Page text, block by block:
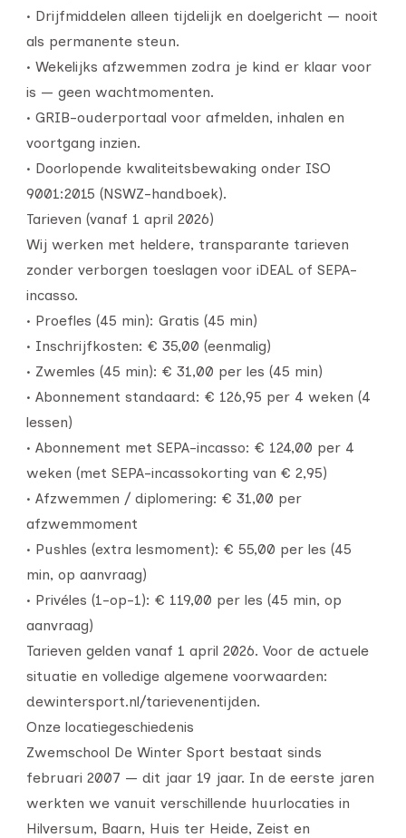
• Drijfmiddelen alleen tijdelijk en doelgericht — nooit
als permanente steun.
• Wekelijks afzwemmen zodra je kind er klaar voor
is — geen wachtmomenten.
• GRIB-ouderportaal voor afmelden, inhalen en
voortgang inzien.
• Doorlopende kwaliteitsbewaking onder ISO
9001:2015 (NSWZ-handboek).
Tarieven (vanaf 1 april 2026)
Wij werken met heldere, transparante tarieven
zonder verborgen toeslagen voor iDEAL of SEPA-
incasso.
• Proefles (45 min): Gratis (45 min)
• Inschrijfkosten: € 35,00 (eenmalig)
• Zwemles (45 min): € 31,00 per les (45 min)
• Abonnement standaard: € 126,95 per 4 weken (4
lessen)
• Abonnement met SEPA-incasso: € 124,00 per 4
weken (met SEPA-incassokorting van € 2,95)
• Afzwemmen / diplomering: € 31,00 per
afzwemmoment
• Pushles (extra lesmoment): € 55,00 per les (45
min, op aanvraag)
• Privéles (1-op-1): € 119,00 per les (45 min, op
aanvraag)
Tarieven gelden vanaf 1 april 2026. Voor de actuele
situatie en volledige algemene voorwaarden:
dewintersport.nl/tarievenentijden.
Onze locatiegeschiedenis
Zwemschool De Winter Sport bestaat sinds
februari 2007 — dit jaar 19 jaar. In de eerste jaren
werkten we vanuit verschillende huurlocaties in
Hilversum, Baarn, Huis ter Heide, Zeist en